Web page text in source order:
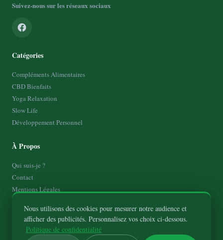
Suivez-nous sur les réseaux sociaux
Catégories
Compléments Alimentaires
CBD Bienfaits
Yoga Relaxation
Slow Life
Développement Personnel
À Propos
Qui suis-je ?
Contact
Mentions Légales
Plan de site
Nous utilisons des cookies pour mesurer notre audience et
afficher des publicités. Personnalisez vos choix ci-dessous.
Politique de confidentialité